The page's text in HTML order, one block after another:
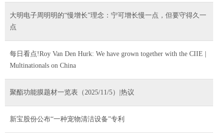
大明电子周明明的“慢增长”理念：宁可增长慢一点，但要守得久一
点
每日看点!Roy Van Den Hurk: We have grown together with the CIIE |
Multinationals on China
聚酯功能膜题材一览表（2025/11/5）|热议
新宝股份公布“一种宠物清洁设备”专利